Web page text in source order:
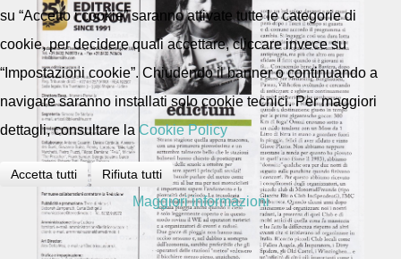
su “Accetto i cookie” saranno attivate tutte le categorie di
cookie, per decidere quali accettare, cliccare invece su
“Impostazioni cookie”. Chiudendo il banner o continuando a
navigare saranno installati solo cookie tecnici. Per maggiori
dettagli, consultare la Cookie Policy
Accetta tutti Rifiuta tutti
Maggiori informazioni